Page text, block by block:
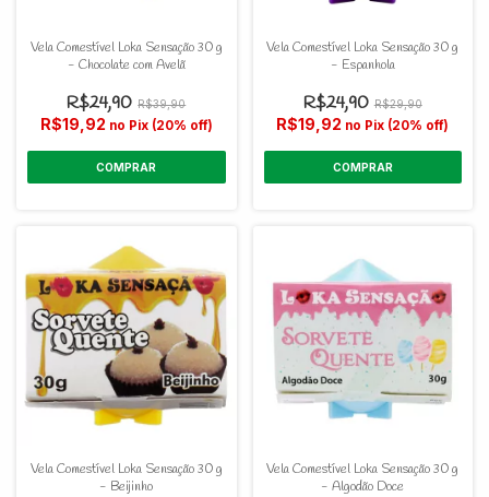
Vela Comestível Loka Sensação 30 g
- Chocolate com Avelã
R$24,90 R$39,90
R$19,92 no Pix (20% off)
Vela Comestível Loka Sensação 30 g
- Espanhola
R$24,90 R$29,90
R$19,92 no Pix (20% off)
Vela Comestível Loka Sensação 30 g
- Beijinho
Vela Comestível Loka Sensação 30 g
- Algodão Doce